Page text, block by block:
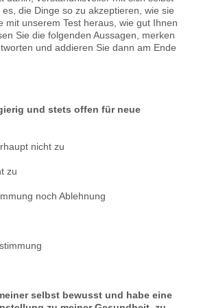
die Dinge so zu akzeptieren, wie sie
mit unserem Test heraus, wie gut Ihnen
Sie die folgenden Aussagen, merken
und addieren Sie dann am Ende
und stets offen für neue
nicht zu
zu
noch Ablehnung
selbst bewusst und habe eine